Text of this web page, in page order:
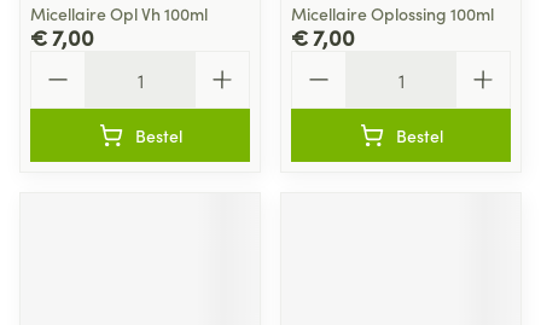
Micellaire Opl Vh 100ml
€ 7,00
Bestel
Micellaire Oplossing 100ml
€ 7,00
Bestel